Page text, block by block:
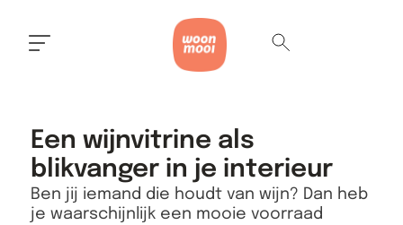
Een wijnvitrine als
blikvanger in je interieur
Ben jij iemand die houdt van wijn? Dan heb
je waarschijnlijk een mooie voorraad